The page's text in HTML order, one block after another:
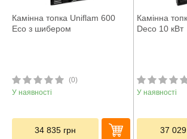
Камінна топка Uniflam 600
Eco з шибером
(0)
У наявності
34 835 грн
Камінна
Deco 10 кВт
У наявності
37 029